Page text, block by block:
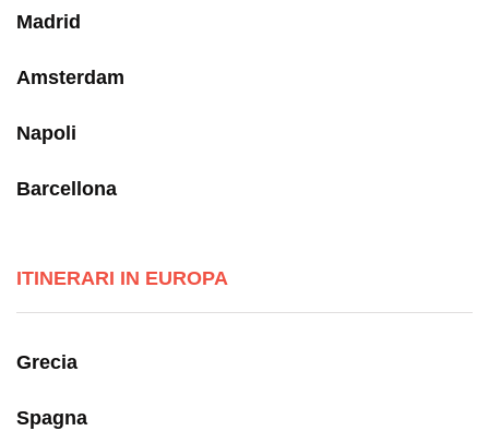
Madrid
Amsterdam
Napoli
Barcellona
ITINERARI IN EUROPA
Grecia
Spagna